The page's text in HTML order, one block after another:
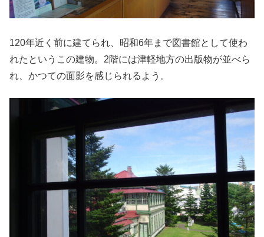
120年近く前に建てられ、昭和6年まで図書館として使わ
れたというこの建物。2階には津軽地方の出版物が並べら
れ、かつての面影を感じられるよう。